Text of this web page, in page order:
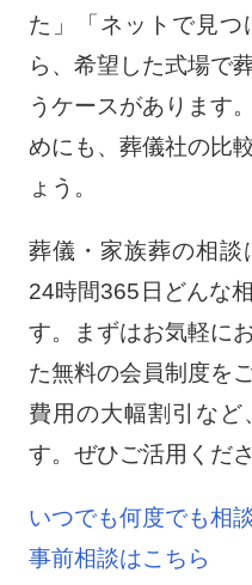
た」「ネットで見
ら、希望した式場で
うケースがあります
めにも、葬儀社の比
ょう。
葬儀・家族葬の相談
24時間365日どんな
す。まずはお気軽に
た無料の会員制度を
費用の大幅割引な
す。ぜひご活用くださ
いつでも何度でも相
事前相談はこちら